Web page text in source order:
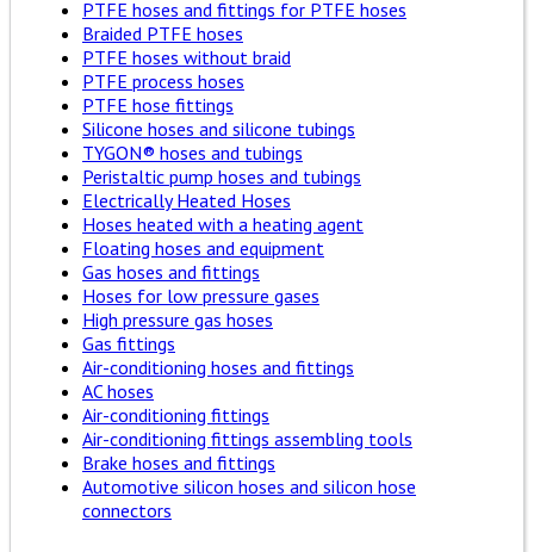
PTFE hoses and fittings for PTFE hoses
Braided PTFE hoses
PTFE hoses without braid
PTFE process hoses
PTFE hose fittings
Silicone hoses and silicone tubings
TYGON® hoses and tubings
Peristaltic pump hoses and tubings
Electrically Heated Hoses
Hoses heated with a heating agent
Floating hoses and equipment
Gas hoses and fittings
Hoses for low pressure gases
High pressure gas hoses
Gas fittings
Air-conditioning hoses and fittings
AC hoses
Air-conditioning fittings
Air-conditioning fittings assembling tools
Brake hoses and fittings
Automotive silicon hoses and silicon hose
connectors